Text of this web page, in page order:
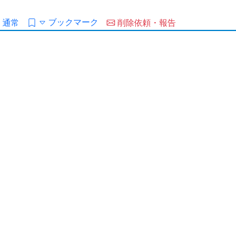
通常 ブックマーク 削除依頼・報告